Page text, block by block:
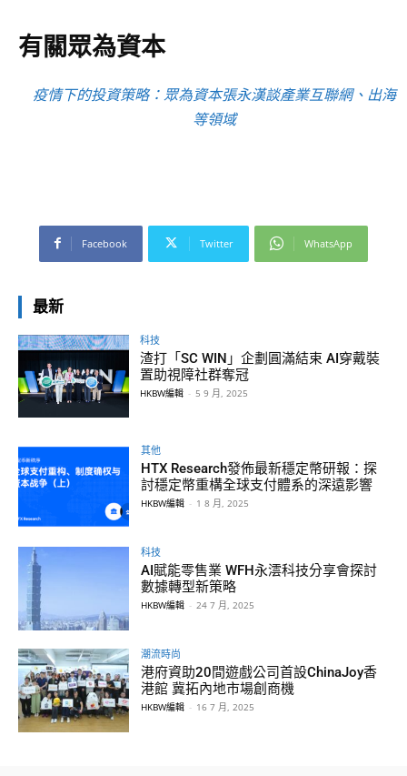
有關眾為資本
疫情下的投資策略：眾為資本張永漢談產業互聯網、出海
等領域
Facebook Twitter WhatsApp
最新
科技
渣打「SC WIN」企劃圓滿結束 AI穿戴裝
置助視障社群奪冠
HKBW編輯 - 5 9 月, 2025
其他
HTX Research發佈最新穩定幣研報：探
討穩定幣重構全球支付體系的深遠影響
HKBW編輯 - 1 8 月, 2025
科技
AI賦能零售業 WFH永澐科技分享會探討
數據轉型新策略
HKBW編輯 - 24 7 月, 2025
潮流時尚
港府資助20間遊戲公司首設ChinaJoy香
港館 冀拓內地市場創商機
HKBW編輯 - 16 7 月, 2025